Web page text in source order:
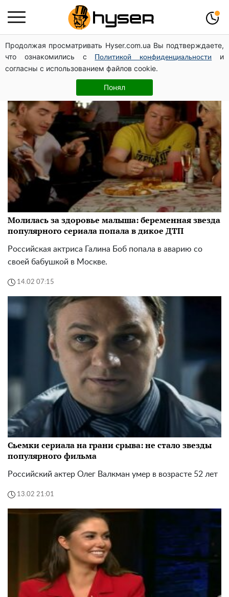
Продолжая просматривать Hyser.com.ua Вы подтверждаете,
что ознакомились с
Политикой конфиденциальности
и
согласны с использованием файлов cookie.
Понял
Оксана Сонькова
Молилась за здоровье малыша: беременная звезда
популярного сериала попала в дикое ДТП
Российская актриса Галина Боб попала в аварию со
своей бабушкой в Москве.
14.02 07:15
Сьемки сериала на грани срыва: не стало звезды
популярного фильма
Российский актер Олег Валкман умер в возрасте 52 лет
13.02 21:01